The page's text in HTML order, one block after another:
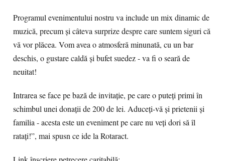
Programul evenimentului nostru va include un mix dinamic de
muzică, precum și câteva surprize despre care suntem siguri că
vă vor plăcea. Vom avea o atmosferă minunată, cu un bar
deschis, o gustare caldă și bufet suedez - va fi o seară de
neuitat!
Intrarea se face pe bază de invitație, pe care o puteți primi în
schimbul unei donații de 200 de lei. Aduceți-vă și prietenii și
familia - acesta este un eveniment pe care nu veți dori să îl
ratați!”, mai spusn ce ide la Rotaract.